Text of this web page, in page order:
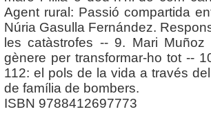
Agent rural: Passió compartida
Núria Gasulla Fernández.
les catàstrofes -- 9. Mari
gènere per transformar-ho tot --
112: el pols de la vida a través
de família de bombers.
ISBN 9788412697773